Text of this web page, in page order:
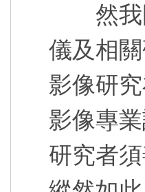
然我國
儀及相
影像研
影像專
研究者